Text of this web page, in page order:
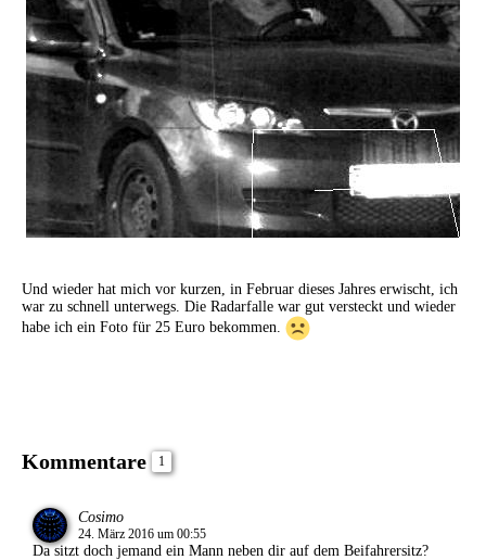
Und wieder hat mich vor kurzen, in Februar dieses Jahres erwischt, ich
war zu schnell unterwegs. Die Radarfalle war gut versteckt und wieder
habe ich ein Foto für 25 Euro bekommen.
Kommentare 1
Cosimo
24. März 2016 um 00:55
Da sitzt doch jemand ein Mann neben dir auf dem Beifahrersitz?